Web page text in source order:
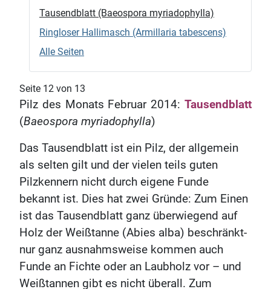
Tausendblatt (Baeospora myriadophylla)
Ringloser Hallimasch (Armillaria tabescens)
Alle Seiten
Seite 12 von 13
Pilz des Monats Februar 2014: Tausendblatt
(Baeospora myriadophylla)
Das Tausendblatt ist ein Pilz, der allgemein
als selten gilt und der vielen teils guten
Pilzkennern nicht durch eigene Funde
bekannt ist. Dies hat zwei Gründe: Zum Einen
ist das Tausendblatt ganz überwiegend auf
Holz der Weißtanne (Abies alba) beschränkt-
nur ganz ausnahmsweise kommen auch
Funde an Fichte oder an Laubholz vor – und
Weißtannen gibt es nicht überall. Zum